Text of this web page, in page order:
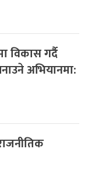
विकास गर्दै
अभियानमा: